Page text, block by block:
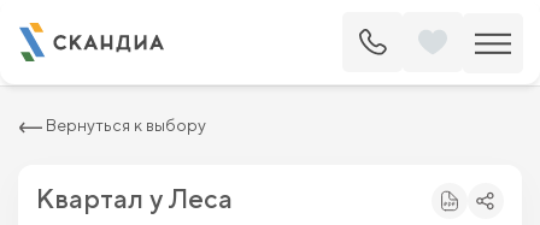
Вернуться к выбору
Квартал у Леса
Квартира c двумя спальнями 61.16 м
8 034 400 ₽9 130 000 ₽